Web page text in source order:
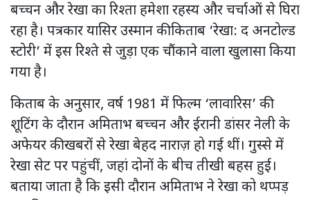
बच्चन और रेखा का रिश्ता हमेशा रहस्य और चर्चाओं से घिरा
रहा है। पत्रकार यासिर उस्मान की किताब ‘रेखा: द अनटोल्ड
स्टोरी’ में इस रिश्ते से जुड़ा एक चौंकाने वाला खुलासा किया
गया है।
किताब के अनुसार, वर्ष 1981 में फिल्म ‘लावारिस’ की
शूटिंग के दौरान अमिताभ बच्चन और ईरानी डांसर नेली के
अफेयर की खबरों से रेखा बेहद नाराज़ हो गई थीं। गुस्से में
रेखा सेट पर पहुंचीं, जहां दोनों के बीच तीखी बहस हुई।
बताया जाता है कि इसी दौरान अमिताभ ने रेखा को थप्पड़